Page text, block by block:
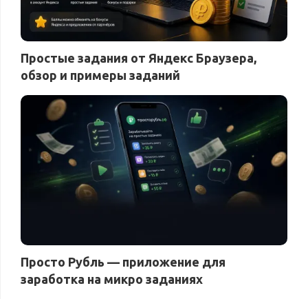
Простые задания от Яндекс Браузера,
обзор и примеры заданий
Просто Рубль — приложение для
заработка на микро заданиях